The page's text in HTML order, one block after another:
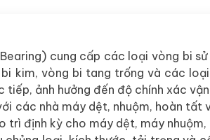
cung cấp các loại vòng bi
kim, vòng bi tang trống và các
tiếp, ảnh hưởng đến độ chính xác
các nhà máy dệt, nhuộm, hoàn
trì định kỳ cho máy dệt, máy